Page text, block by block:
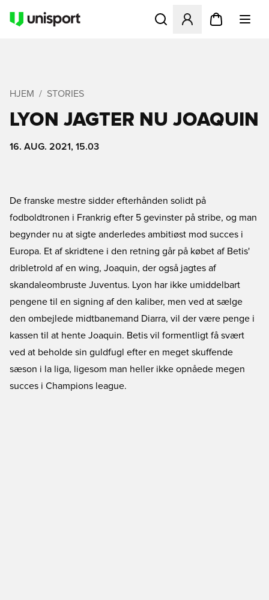
Åbner en Modal til at
HJEM STORIES
LYON JAGTER NU JOAQUIN
16. AUG. 2021, 15.03
De franske mestre sidder efterhånden solidt på
fodboldtronen i Frankrig efter 5 gevinster på stribe, og man
begynder nu at sigte anderledes ambitiøst mod succes i
Europa. Et af skridtene i den retning går på købet af Betis'
dribletrold af en wing, Joaquin, der også jagtes af
skandaleombruste Juventus. Lyon har ikke umiddelbart
pengene til en signing af den kaliber, men ved at sælge
den ombejlede midtbanemand Diarra, vil der være penge i
kassen til at hente Joaquin. Betis vil formentligt få svært
ved at beholde sin guldfugl efter en meget skuffende
sæson i la liga, ligesom man heller ikke opnåede megen
succes i Champions league.